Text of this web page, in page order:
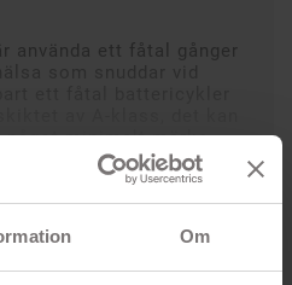
Om
använda ett fåtal gånger
minimalt märke.
Läs mer